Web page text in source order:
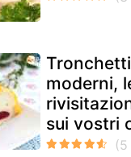
moderni,
sui vostri